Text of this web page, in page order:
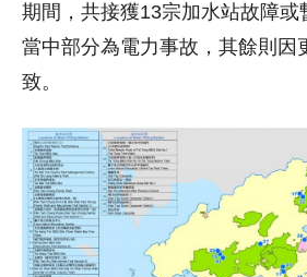
期間，共接獲13宗加水站故障或
當中部分為電力事故，其餘則因
致。